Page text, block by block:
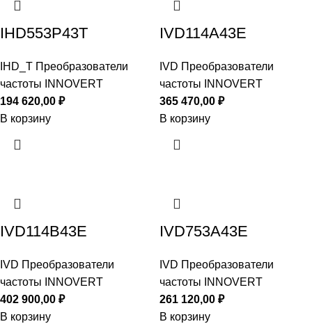
IHD553P43T
IHD_T Преобразователи
частоты INNOVERT
194 620,00 ₽
В корзину
IVD114A43E
IVD Преобразователи
частоты INNOVERT
365 470,00 ₽
В корзину
IVD114B43E
IVD Преобразователи
частоты INNOVERT
402 900,00 ₽
В корзину
IVD753A43E
IVD Преобразователи
частоты INNOVERT
261 120,00 ₽
В корзину